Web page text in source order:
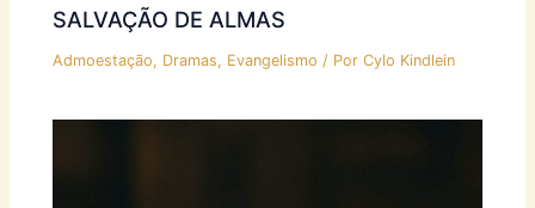
SALVAÇÃO DE ALMAS
Admoestação, Dramas, Evangelismo / PorCylo Kindlein